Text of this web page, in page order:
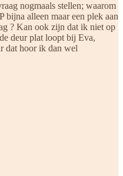
nogmaals stellen; waarom
bijna alleen maar een plek aan
? Kan ook zijn dat ik niet op
deur plat loopt bij Eva,
dat hoor ik dan wel